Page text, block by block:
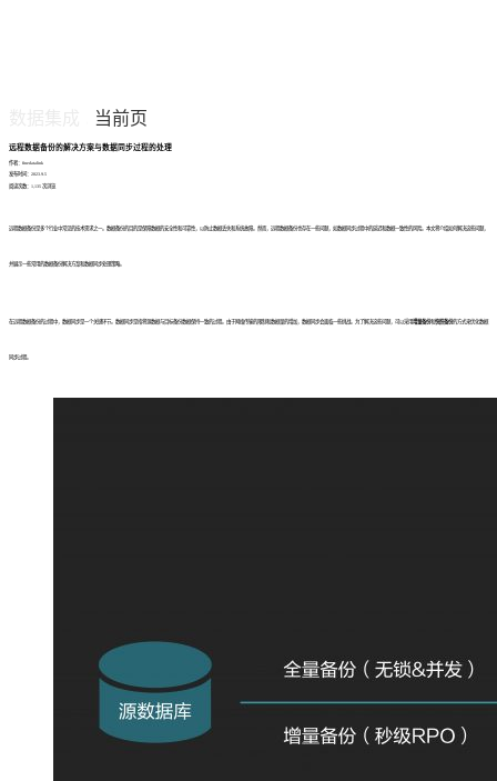
当前页
远程数据备份的解决方案与数据同步过程的处理
作者：finedatalink
发布时间：2023.9.5
阅读次数：1,135 次浏览
远程数据备份是多个行业中常见的技术需求之一。数据备份的目的是保障数据的安全性和可靠性，以防止数据丢失和系统故障。然而，远程数据备份也存在一些问题，如数据同步过程中的延迟和数据一致性的风险。本文将介绍如何解决这些问题，
并展示一些常用的数据备份解决方案和数据同步处理策略。
在远程数据备份的过程中，数据同步是一个关键环节。数据同步是指将源数据与目标备份数据保持一致的过程。由于网络传输的限制和数据量的增加，数据同步会面临一些挑战。为了解决这些问题，可以采用增量备份和 快照备份的方式来优化数据
同步过程。